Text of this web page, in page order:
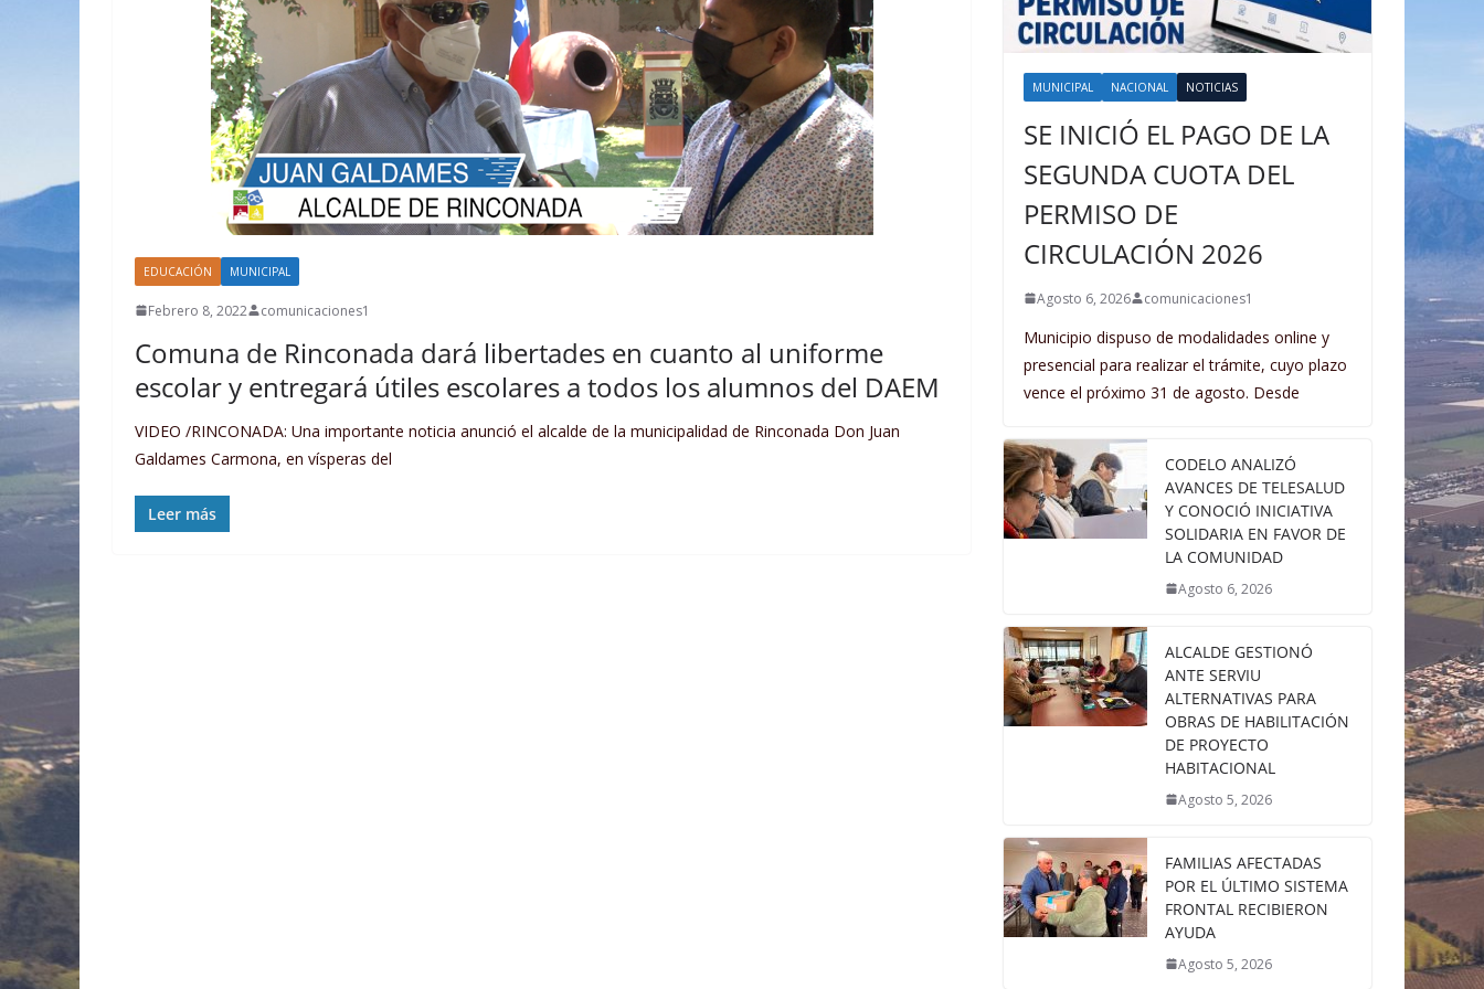
EDUCACIÓN MUNICIPAL
Febrero 8, 2022 comunicaciones1
Comuna de Rinconada dará libertades en cuanto al uniforme
escolar y entregará útiles escolares a todos los alumnos del DAEM
VIDEO /RINCONADA: Una importante noticia anunció el alcalde de la municipalidad de Rinconada Don Juan
Galdames Carmona, en vísperas del
Leer más
MUNICIPAL NACIONAL NOTICIAS
SE INICIÓ EL PAGO DE LA
SEGUNDA CUOTA DEL
PERMISO DE
CIRCULACIÓN 2026
Agosto 6, 2026 comunicaciones1
Municipio dispuso de modalidades online y
presencial para realizar el trámite, cuyo plazo
vence el próximo 31 de agosto. Desde
CODELO ANALIZÓ
AVANCES DE TELESALUD
Y CONOCIÓ INICIATIVA
SOLIDARIA EN FAVOR DE
LA COMUNIDAD
Agosto 6, 2026
ALCALDE GESTIONÓ
ANTE SERVIU
ALTERNATIVAS PARA
OBRAS DE HABILITACIÓN
DE PROYECTO
HABITACIONAL
Agosto 5, 2026
FAMILIAS AFECTADAS
POR EL ÚLTIMO SISTEMA
FRONTAL RECIBIERON
AYUDA
Agosto 5, 2026